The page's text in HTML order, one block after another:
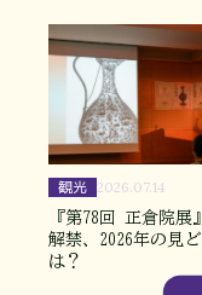
観光 2026.07.14
『第78回 正倉院展
解禁、2026年の見
は？